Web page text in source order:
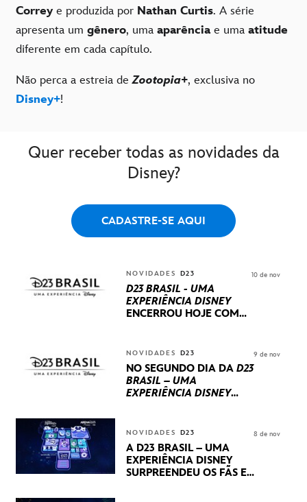
Correy e produzida por Nathan Curtis. A série
apresenta um gênero, uma aparênciae uma atitude
diferente em cada capítulo.
Não perca a estreia deZootopia+, exclusiva no
Disney+!
Quer receber todas as novidades da
Disney?
CADASTRE-SE AQUI
NOVIDADES D23
D23 BRASIL - UMA
EXPERIÊNCIA DISNEY
ENCERROU HOJE COM
INTERNACIONAIS E
PRODUÇÕES BRASILEIRAS
10 de nov
NOVIDADES D23
NO SEGUNDO DIA DA D23
BRASIL – UMA
EXPERIÊNCIA DISNEY
STUDIOS REVELARAM
PRÉVIAS E NOVIDADES
DOS SEUS PRÓXIMOS
LANÇAMENTOS
9 de nov
NOVIDADES D23
A D23 BRASIL – UMA
EXPERIÊNCIA DISNEY
SURPREENDEU OS FÃS EM
8 de nov